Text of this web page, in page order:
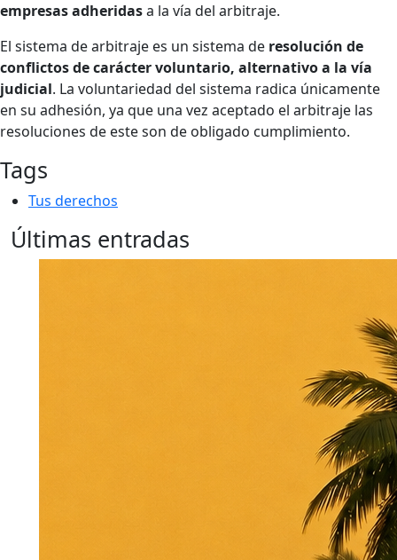
empresas adheridasa la vía del arbitraje.
El sistema de arbitraje es un sistema de resolución de
conflictos de carácter voluntario, alternativo a la vía
judicial. La voluntariedad del sistema radica únicamente
en su adhesión, ya que una vez aceptado el arbitraje las
resoluciones de este son de obligado cumplimiento.
Tags
Tus derechos
Últimas entradas